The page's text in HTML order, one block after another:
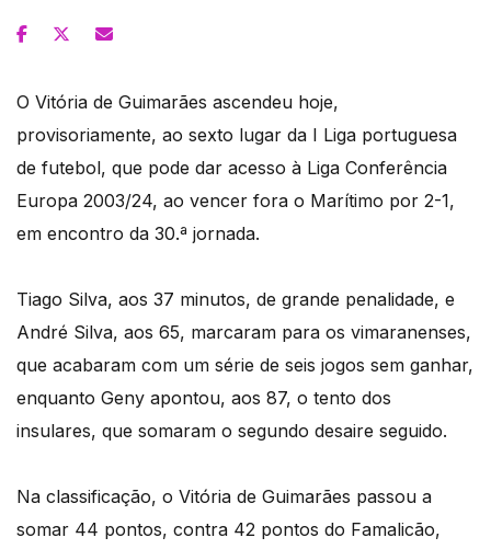
O Vitória de Guimarães ascendeu hoje,
provisoriamente, ao sexto lugar da I Liga portuguesa
de futebol, que pode dar acesso à Liga Conferência
Europa 2003/24, ao vencer fora o Marítimo por 2-1,
em encontro da 30.ª jornada.
Tiago Silva, aos 37 minutos, de grande penalidade, e
André Silva, aos 65, marcaram para os vimaranenses,
que acabaram com um série de seis jogos sem ganhar,
enquanto Geny apontou, aos 87, o tento dos
insulares, que somaram o segundo desaire seguido.
Na classificação, o Vitória de Guimarães passou a
somar 44 pontos, contra 42 pontos do Famalicão,